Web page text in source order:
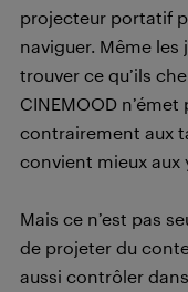
projecteur portatif
naviguer. Même
trouver ce qu’ils
CINEMOOD
contrairement aux
convient mieux aux
Mais ce n’est pas
de projeter du
aussi contrôler